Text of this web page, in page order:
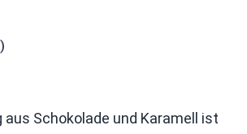
Schokolade und Karamell ist